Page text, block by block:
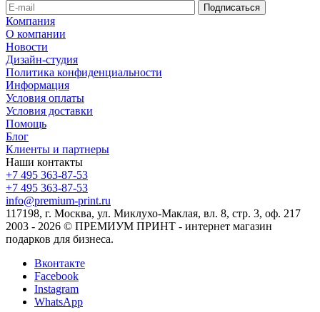
Компания
О компании
Новости
Дизайн-студия
Политика конфиденциальности
Информация
Условия оплаты
Условия доставки
Помощь
Блог
Клиенты и партнеры
Наши контакты
+7 495 363-87-53
+7 495 363-87-53
info@premium-print.ru
117198, г. Москва, ул. Миклухо-Маклая, вл. 8, стр. 3, оф. 217
2003 - 2026 © ПРЕМИУМ ПРИНТ - интернет магазин
подарков для бизнеса.
Вконтакте
Facebook
Instagram
WhatsApp